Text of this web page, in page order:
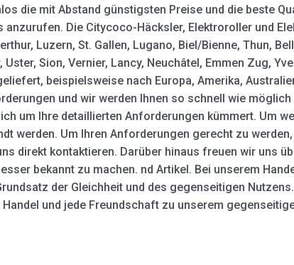
die mit Abstand günstigsten Preise und die beste
Die Citycoco-Häcksler, Elektroroller und
Luzern, St. Gallen, Lugano, Biel/Bienne, Thun,
Sion, Vernier, Lancy, Neuchâtel, Emmen Zug,
beispielsweise nach Europa, Amerika,
und wir werden Ihnen so schnell wie
um Ihre detaillierten Anforderungen kümmert. Um
werden. Um Ihren Anforderungen gerecht zu
direkt kontaktieren. Darüber hinaus freuen wir uns
bekannt zu machen. nd Artikel. Bei unserem
der Gleichheit und des gegenseitigen
und jede Freundschaft zu unserem